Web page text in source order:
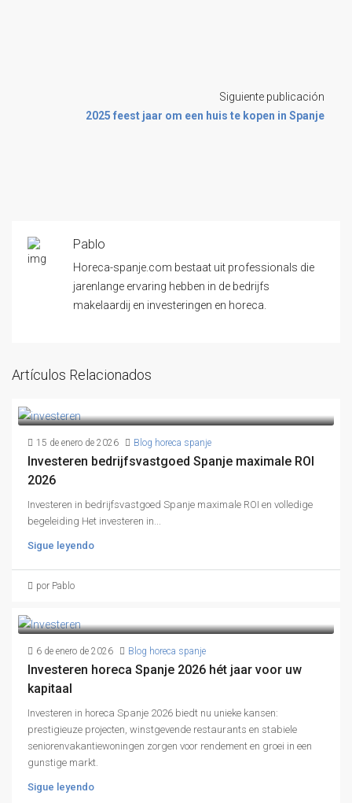
Siguiente publicación
2025 feest jaar om een huis te kopen in Spanje
Pablo
Horeca-spanje.com bestaat uit professionals die
jarenlange ervaring hebben in de bedrijfs
makelaardij en investeringen en horeca.
Artículos Relacionados
15 de enero de 2026 Blog horeca spanje
Investeren bedrijfsvastgoed Spanje maximale ROI
2026
Investeren in bedrijfsvastgoed Spanje maximale ROI en volledige
begeleiding Het investeren in...
Sigue leyendo
por Pablo
6 de enero de 2026 Blog horeca spanje
Investeren horeca Spanje 2026 hét jaar voor uw
kapitaal
Investeren in horeca Spanje 2026 biedt nu unieke kansen:
prestigieuze projecten, winstgevende restaurants en stabiele
seniorenvakantiewoningen zorgen voor rendement en groei in een
gunstige markt.
Sigue leyendo